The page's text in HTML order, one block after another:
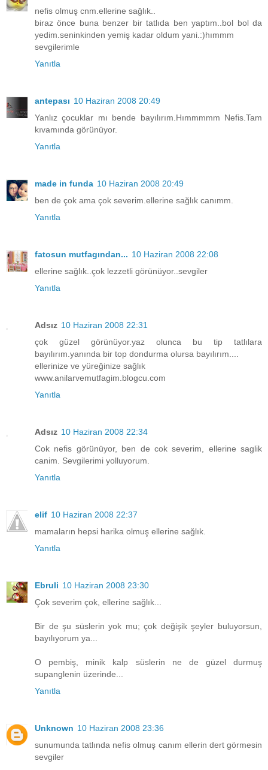
nefis olmuş cnm.ellerine sağlık..
biraz önce buna benzer bir tatlıda ben yaptım..bol bol da
yedim.seninkinden yemiş kadar oldum yani.:)hımmm
sevgilerimle
Yanıtla
antepası 10 Haziran 2008 20:49
Yanlız çocuklar mı bende bayılırım.Hımmmmm Nefis.Tam
kıvamında görünüyor.
Yanıtla
made in funda 10 Haziran 2008 20:49
ben de çok ama çok severim.ellerine sağlık canımm.
Yanıtla
fatosun mutfagından... 10 Haziran 2008 22:08
ellerine sağlık..çok lezzetli görünüyor..sevgiler
Yanıtla
Adsız 10 Haziran 2008 22:31
çok güzel görünüyor.yaz olunca bu tip tatlılara
bayılırım.yanında bir top dondurma olursa bayılırım....
ellerinize ve yüreğinize sağlık
www.anilarvemutfagim.blogcu.com
Yanıtla
Adsız 10 Haziran 2008 22:34
Cok nefis görünüyor, ben de cok severim, ellerine saglik
canim. Sevgilerimi yolluyorum.
Yanıtla
elif 10 Haziran 2008 22:37
mamaların hepsi harika olmuş ellerine sağlık.
Yanıtla
Ebruli 10 Haziran 2008 23:30
Çok severim çok, ellerine sağlık...
Bir de şu süslerin yok mu; çok değişik şeyler buluyorsun,
bayılıyorum ya...
O pembiş, minik kalp süslerin ne de güzel durmuş
supanglenin üzerinde...
Yanıtla
Unknown 10 Haziran 2008 23:36
sunumunda tatlında nefis olmuş canım ellerin dert görmesin
sevgiler